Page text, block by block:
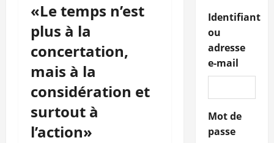
«Le temps n’est
plus à la
concertation,
mais à la
considération et
surtout à
l’action»
Identifiant
ou
adresse
e-mail
Mot de
passe